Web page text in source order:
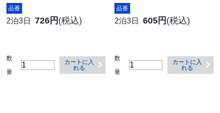
品番
2泊3日 726円 (税込)
数
量
カートに入
れる
品番
2泊3日 605円 (税込)
数
量
カートに入
れる